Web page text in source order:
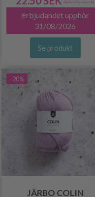
44.95 SEK
Erbjudandet upphör
31/08/2026
Se produkt
-20%
JÄRBO COLIN